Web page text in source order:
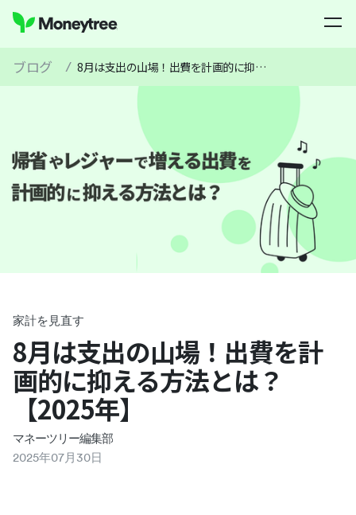
ブログ / 8月は支出の山場！出費を計画的に抑える方法とは？【2025年】
家計を見直す
8月は支出の山場！出費を計
画的に抑える方法とは？
【2025年】
マネーツリー編集部
2025年07月 30日